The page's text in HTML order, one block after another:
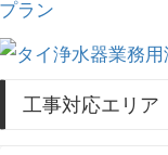
工事対応エリア